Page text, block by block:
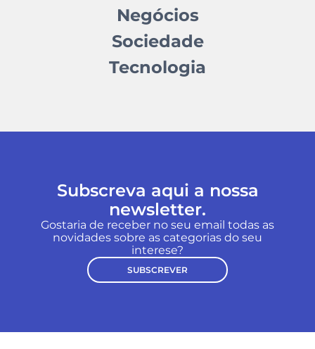
Negócios
Sociedade
Tecnologia
Subscreva aqui a nossa
newsletter.
Gostaria de receber no seu email todas as
novidades sobre as categorias do seu
interese?
SUBSCREVER